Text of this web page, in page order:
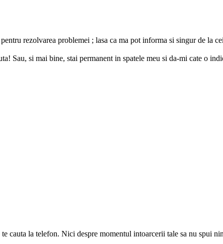
rezolvarea problemei ; lasa ca ma pot informa si singur de la
Sau, si mai bine, stai permanent in spatele meu si da-mi cate o
cauta la telefon. Nici despre momentul intoarcerii tale sa nu spui